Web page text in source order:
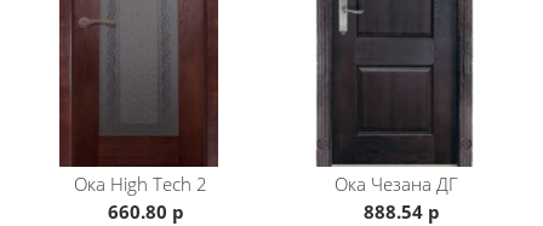
Ока High Tech 2
660.80 р
Ока Чезана ДГ
888.54 р